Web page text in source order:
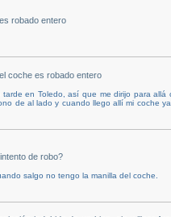
robado entero
coche es robado entero
en Toledo, así que me dirijo para allá
de al lado y cuando llego allí mi coche
de robo?
salgo no tengo la manilla del coche.